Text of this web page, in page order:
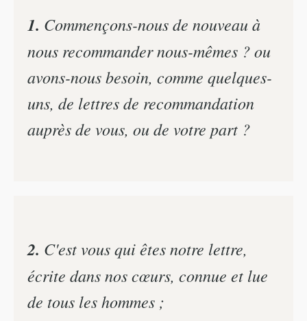
1. Commençons-nous de nouveau à
nous recommander nous-mêmes ? ou
avons-nous besoin, comme quelques-
uns, de lettres de recommandation
auprès de vous, ou de votre part ?
2. C'est vous qui êtes notre lettre,
écrite dans nos cœurs, connue et lue
de tous les hommes ;